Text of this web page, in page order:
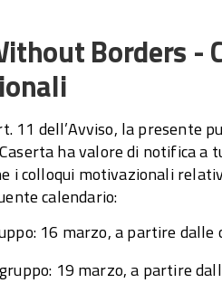
Borders -
11 dell’Avviso, la presente
ha valore di notifica
i colloqui motivazionali
calendario:
16 marzo, a partire dalle
19 marzo, a partire